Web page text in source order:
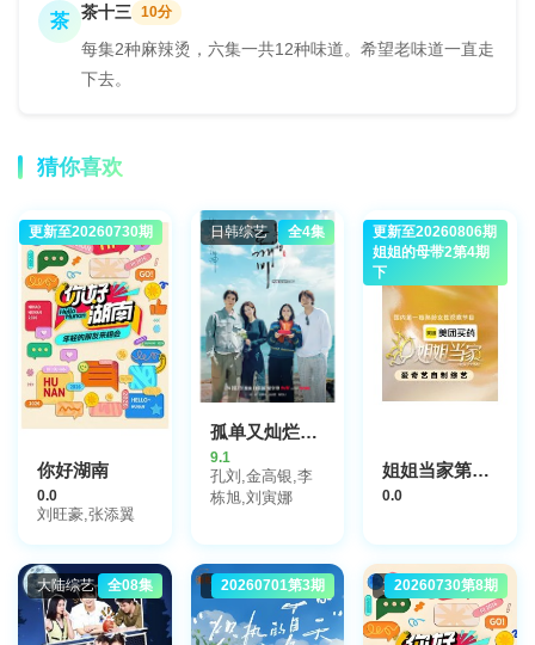
茶 茶十三 10分
每集2种麻辣烫，六集一共12种味道。希望老味道一直走
下去。
猜你喜欢
更新至20260730期
你好湖南
0.0
刘旺豪,张添翼
日韩综艺 全4集
孤单又灿烂的神：鬼怪十周年特辑
9.1
孔刘,金高银,李
栋旭,刘寅娜
更新至20260806期
姐姐的母带2第4期
下
姐姐当家第二季
0.0
大陆综艺 全08集 大陆综艺
20260701第3期 大陆综艺
20260730第8期